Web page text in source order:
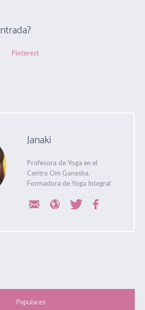
Pinterest
Janaki
Profesora de Yoga en el
Centro Om Ganesha.
Formadora de Yoga Integral
Populares